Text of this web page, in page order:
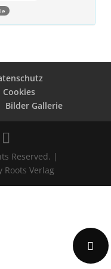
Cookies
Bilder Gallerie
Reserved. |
Verlag